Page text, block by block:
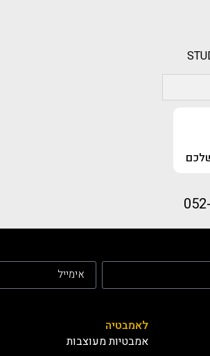
לאמבטיה
אמבטיות מעוצבות